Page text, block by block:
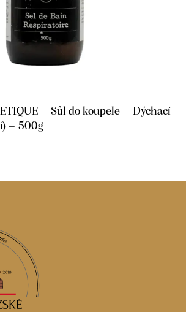
– Sůl do koupele – Dýchací
– 500g